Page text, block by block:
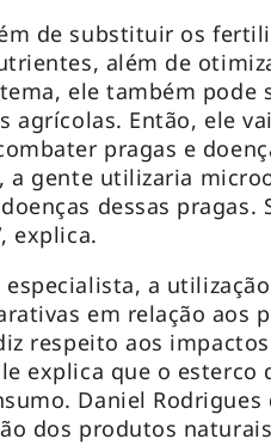
de substituir os
além de
ele também
agrícolas. Então, ele
pragas e
a gente utilizaria
dessas pragas.
explica.
especialista, a
em relação aos
respeito aos
explica que o
Daniel
dos produtos